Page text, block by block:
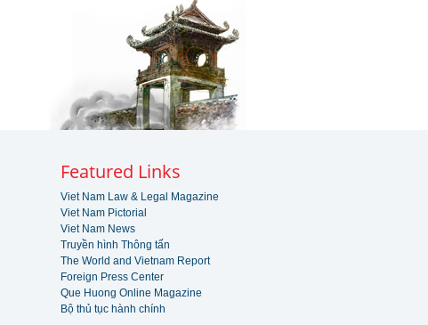
Featured Links
Viet Nam Law & Legal Magazine
Viet Nam Pictorial
Viet Nam News
Truyền hình Thông tấn
The World and Vietnam Report
Foreign Press Center
Que Huong Online Magazine
Bộ thủ tục hành chính